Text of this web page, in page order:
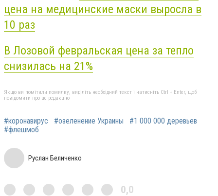
цена на медицинские маски выросла в
10 раз
В Лозовой февральская цена за тепло
снизилась на 21%
Якщо ви помітили помилку, виділіть необхідний текст і натисніть Ctrl + Enter, щоб
повідомити про це редакцію
#коронавирус #озеленение Украины
#1 000 000 деревьев
#флешмоб
Руслан Беличенко
0,0